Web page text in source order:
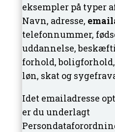
eksempler på typer
Navn, adresse,
telefonnummer,
uddannelse,
forhold,
løn, skat og
Idet emailadresse
er du underlagt